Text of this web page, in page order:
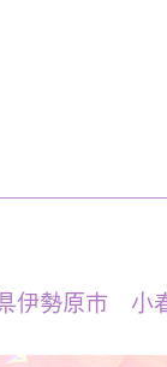
伊勢原市 小